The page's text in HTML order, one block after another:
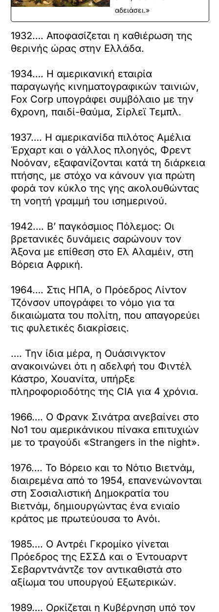
αδειάσει.»
1932…. Αποφασίζεται η καθιέρωση της
θερινής ώρας στην Ελλάδα.
1934…. Η αμερικανική εταιρία
παραγωγής κινηματογραφικών ταινιών,
Fox Corp υπογράφει συμβόλαιο με την
6χρονη, παιδί-θαύμα, Σίρλεϊ Τεμπλ.
1937…. Η αμερικανίδα πιλότος Αμέλια
Έρχαρτ και ο γάλλος πλοηγός, Φρεντ
Νοόναν, εξαφανίζονται κατά τη διάρκεια
πτήσης, με στόχο να κάνουν για πρώτη
φορά τον κύκλο της γης ακολουθώντας
τη νοητή γραμμή του ισημερινού.
1942…. Β’ παγκόσμιος Πόλεμος: Οι
βρετανικές δυνάμεις σαρώνουν τον
Άξονα με επίθεση στο Ελ Αλαμέιν, στη
Βόρεια Αφρική.
1964…. Στις ΗΠΑ, ο Πρόεδρος Λίντον
Τζόνσον υπογράφει το νόμο για τα
δικαιώματα του πολίτη, που απαγορεύει
τις φυλετικές διακρίσεις.
…. Την ίδια μέρα, η Ουάσινγκτον
ανακοινώνει ότι η αδελφή του Φιντέλ
Κάστρο, Χουανίτα, υπήρξε
πληροφοριοδότης της CIA για 4 χρόνια.
1966…. Ο Φρανκ Σινάτρα ανεβαίνει στο
Νο1 του αμερικάνικου πίνακα επιτυχιών
με το τραγούδι «Strangers in the night».
1976…. Το Βόρειο και το Νότιο Βιετνάμ,
διαιρεμένα από το 1954, επανενώνονται
στη Σοσιαλιστική Δημοκρατία του
Βιετνάμ, δημιουργώντας ένα ενιαίο
κράτος με πρωτεύουσα το Ανόι.
1985…. Ο Αντρέι Γκρομίκο γίνεται
Πρόεδρος της ΕΣΣΔ και ο Έντουαρντ
Σεβαρντνάντζε τον αντικαθιστά στο
αξίωμα του υπουργού Εξωτερικών.
1989…. Ορκίζεται η Κυβέρνηση υπό τον